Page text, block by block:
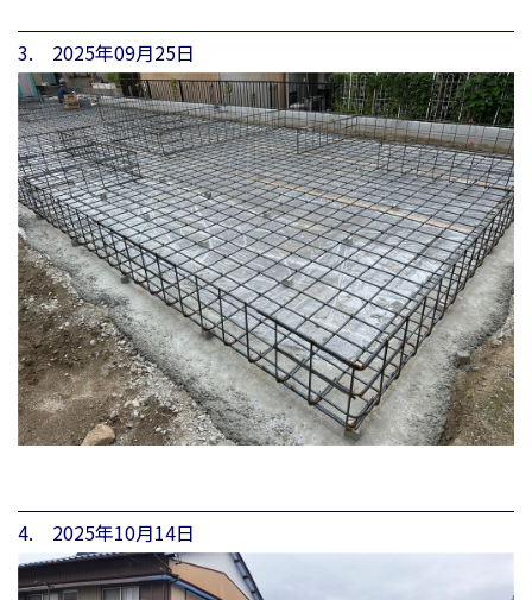
3. 2025年09月25日
4. 2025年10月14日